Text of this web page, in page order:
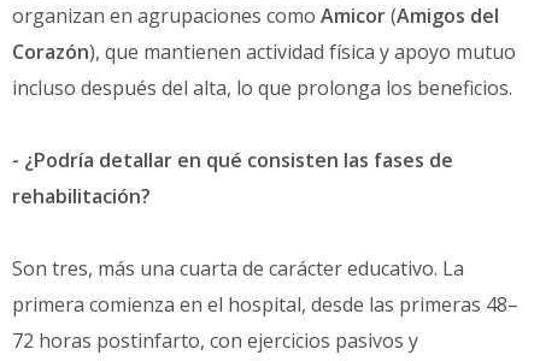
organizan en agrupaciones como Amicor(Amigos del
Corazón), que mantienen actividad física y apoyo mutuo
incluso después del alta, lo que prolonga los beneficios.
- ¿Podría detallar en qué consisten las fases de
rehabilitación?
Son tres, más una cuarta de carácter educativo. La
primera comienza en el hospital, desde las primeras 48–
72 horas postinfarto, con ejercicios pasivos y